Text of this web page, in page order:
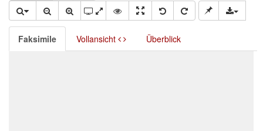
Faksimile Vollansicht Überblick